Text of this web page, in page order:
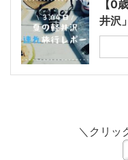
【0
井沢
＼クリッ